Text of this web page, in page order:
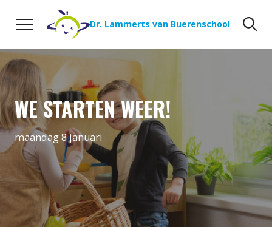
Naar de inhoud
Dr. Lammerts van Buerenschool
WE STARTEN WEER!
maandag 8 januari